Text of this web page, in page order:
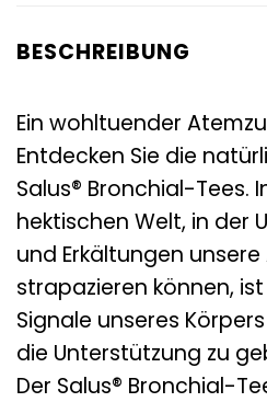
BESCHREIBUNG
Ein wohltuender
Entdecken Sie die
Salus® Bronchial-Tees.
hektischen Welt, in der
und Erkältungen
strapazieren können,
Signale unseres
die Unterstützung zu
Der Salus® Bronchial-